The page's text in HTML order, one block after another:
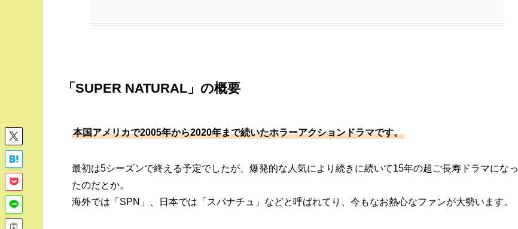
「SUPER NATURAL」の概要
本国アメリカで2005年から2020年まで続いたホラーアクションドラマです。
最初は5シーズンで終える予定でしたが、爆発的な人気により続きに続いて15年の超ご長寿ドラマになっ
たのだとか。
海外では「SPN」、日本では「スパナチュ」などと呼ばれてり、今もなお熱心なファンが大勢います。